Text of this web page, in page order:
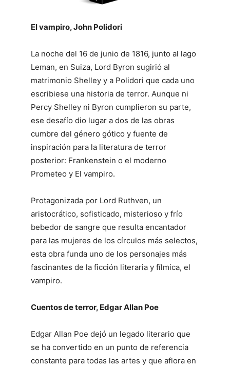
El vampiro, John Polidori
La noche del 16 de junio de 1816, junto al lago
Leman, en Suiza, Lord Byron sugirió al
matrimonio Shelley y a Polidori que cada uno
escribiese una historia de terror. Aunque ni
Percy Shelley ni Byron cumplieron su parte,
ese desafío dio lugar a dos de las obras
cumbre del género gótico y fuente de
inspiración para la literatura de terror
posterior: Frankenstein o el moderno
Prometeo y El vampiro.
Protagonizada por Lord Ruthven, un
aristocrático, sofisticado, misterioso y frío
bebedor de sangre que resulta encantador
para las mujeres de los círculos más selectos,
esta obra funda uno de los personajes más
fascinantes de la ficción literaria y fílmica, el
vampiro.
Cuentos de terror, Edgar Allan Poe
Edgar Allan Poe dejó un legado literario que
se ha convertido en un punto de referencia
constante para todas las artes y que aflora en